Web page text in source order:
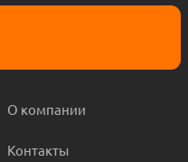
О компании
Контакты